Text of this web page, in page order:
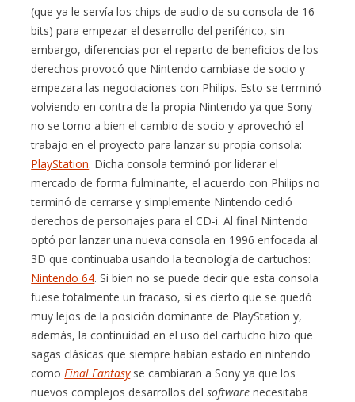
(que ya le servía los chips de audio de su consola de 16
bits) para empezar el desarrollo del periférico, sin
embargo, diferencias por el reparto de beneficios de los
derechos provocó que Nintendo cambiase de socio y
empezara las negociaciones con Philips. Esto se terminó
volviendo en contra de la propia Nintendo ya que Sony
no se tomo a bien el cambio de socio y aprovechó el
trabajo en el proyecto para lanzar su propia consola:
PlayStation. Dicha consola terminó por liderar el
mercado de forma fulminante, el acuerdo con Philips no
terminó de cerrarse y simplemente Nintendo cedió
derechos de personajes para el CD-i. Al final Nintendo
optó por lanzar una nueva consola en 1996 enfocada al
3D que continuaba usando la tecnología de cartuchos:
Nintendo 64. Si bien no se puede decir que esta consola
fuese totalmente un fracaso, si es cierto que se quedó
muy lejos de la posición dominante de PlayStation y,
además, la continuidad en el uso del cartucho hizo que
sagas clásicas que siempre habían estado en nintendo
como Final Fantasyse cambiaran a Sony ya que los
nuevos complejos desarrollos delsoftware necesitaba